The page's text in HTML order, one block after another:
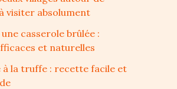
visiter absolument
casserole brûlée :
et naturelles
à la truffe : recette facile et